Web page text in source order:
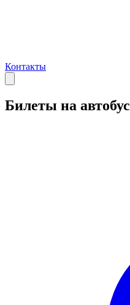
Контакты
Билеты на автобус